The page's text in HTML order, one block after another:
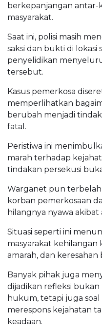
berkepanjangan antar-
masyarakat.
Saat ini, polisi masih
saksi dan bukti di lokasi
penyelidikan
tersebut.
Kasus pemerkosa
memperlihatkan
berubah menjadi
fatal.
Peristiwa ini
marah terhadap
tindakan persekusi
Warganet pun terbelah
korban pemerkosaan
hilangnya nyawa akibat
Situasi seperti ini
masyarakat kehilangan
amarah, dan
Banyak pihak juga
dijadikan refleksi bukan
hukum, tetapi juga soal
merespons kejahatan
keadaan.